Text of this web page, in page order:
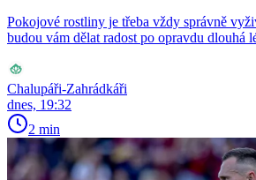
Pokojové rostliny je třeba vždy správně
budou vám dělat radost po opravdu dlouhá
Chalupáři-Zahrádkáři
dnes, 19:32
2 min